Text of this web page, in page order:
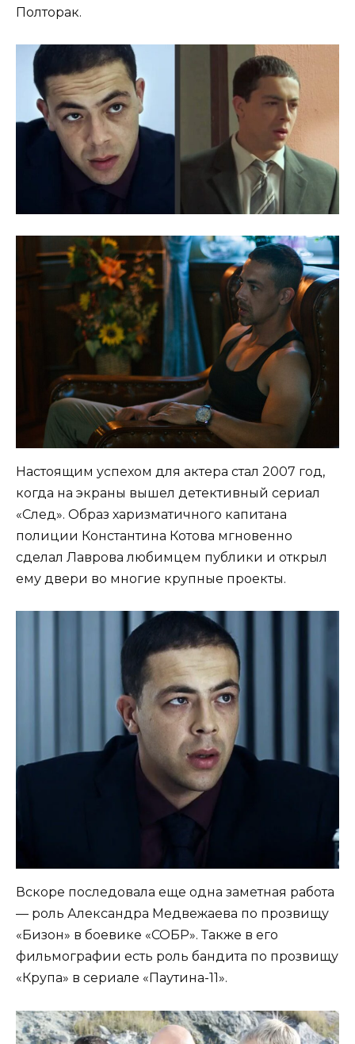
Полторак.
Настоящим успехом для актера стал 2007 год,
когда на экраны вышел детективный сериал
«След». Образ харизматичного капитана
полиции Константина Котова мгновенно
сделал Лаврова любимцем публики и открыл
ему двери во многие крупные проекты.
Вскоре последовала еще одна заметная работа
— роль Александра Медвежаева по прозвищу
«Бизон» в боевике «СОБР». Также в его
фильмографии есть роль бандита по прозвищу
«Крупа» в сериале «Паутина-11».